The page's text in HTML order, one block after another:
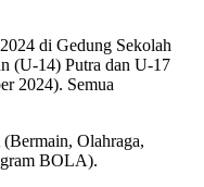
di Gedung Sekolah
(U-14) Putra dan U-17
2024). Semua
Olahraga,
BOLA).